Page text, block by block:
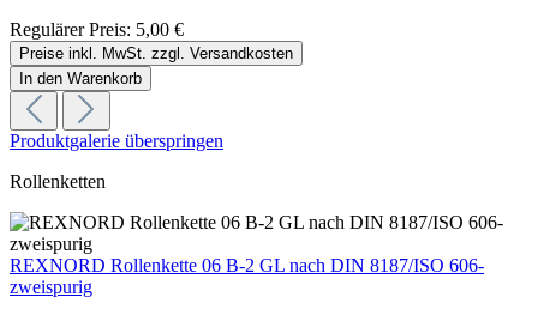
Regulärer Preis: 5,00 €
Preise inkl. MwSt. zzgl. Versandkosten
In den Warenkorb
Produktgalerie überspringen
Rollenketten
REXNORD Rollenkette 06 B-2 GL nach DIN 8187/ISO 606-
zweispurig